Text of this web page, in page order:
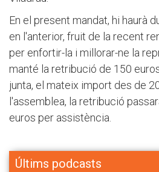
En el present mandat, hi haurà
en l'anterior, fruit de la recent
per enfortir-la i millorar-ne la
manté la retribució de 150
junta, el mateix import des de
l'assemblea, la retribució
euros per assistència.
Últims podcasts